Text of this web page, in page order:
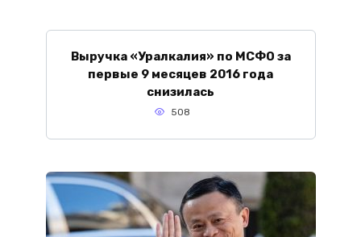
Выручка «Уралкалия» по МСФО за
первые 9 месяцев 2016 года
снизилась
508